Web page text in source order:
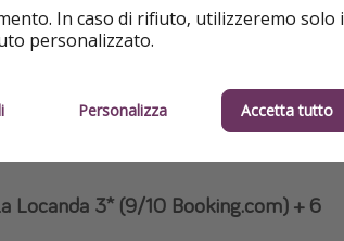
Locanda 3* (9/10 Booking.com) + 6
In caso di rifiuto, utilizzeremo solo i
personalizzato.
Personalizza Accetta tutto